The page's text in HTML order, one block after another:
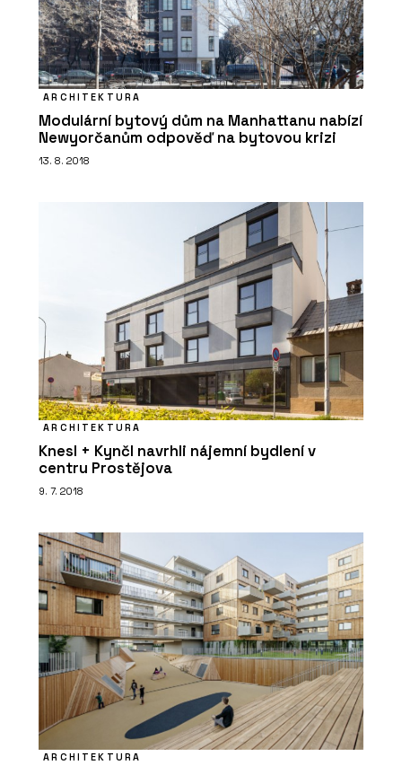
ARCHITEKTURA
Modulární bytový dům na Manhattanu nabízí
Newyorčanům odpověď na bytovou krizi
13. 8. 2018
ARCHITEKTURA
Knesl + Kynčl navrhli nájemní bydlení v
centru Prostějova
9. 7. 2018
ARCHITEKTURA